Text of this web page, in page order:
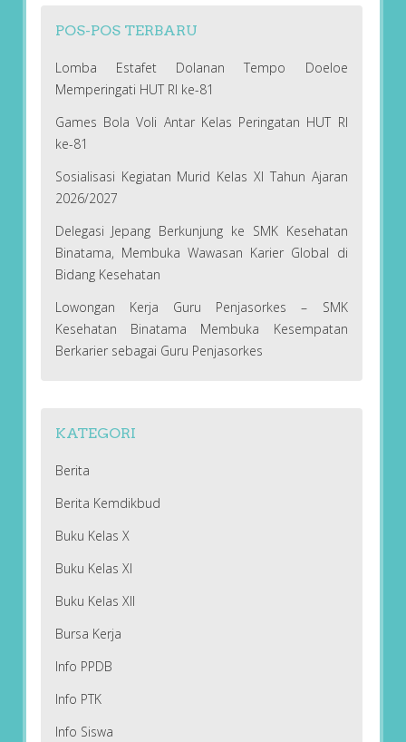
POS-POS TERBARU
Lomba Estafet Dolanan Tempo Doeloe
Memperingati HUT RI ke-81
Games Bola Voli Antar Kelas Peringatan HUT RI
ke-81
Sosialisasi Kegiatan Murid Kelas XI Tahun Ajaran
2026/2027
Delegasi Jepang Berkunjung ke SMK Kesehatan
Binatama, Membuka Wawasan Karier Global di
Bidang Kesehatan
Lowongan Kerja Guru Penjasorkes – SMK
Kesehatan Binatama Membuka Kesempatan
Berkarier sebagai Guru Penjasorkes
KATEGORI
Berita
Berita Kemdikbud
Buku Kelas X
Buku Kelas XI
Buku Kelas XII
Bursa Kerja
Info PPDB
Info PTK
Info Siswa